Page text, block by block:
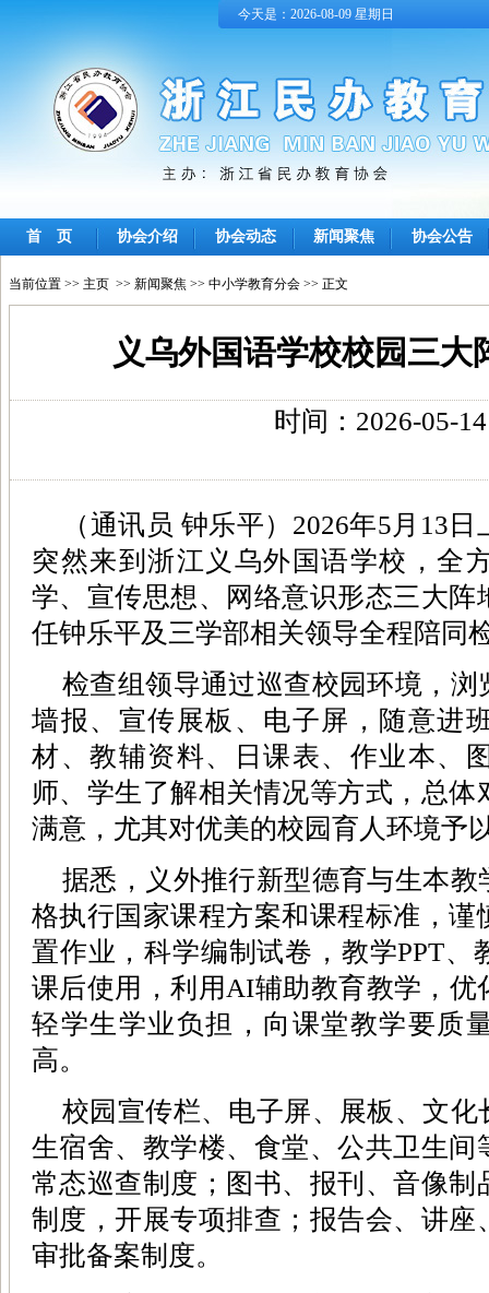
今天是：2026-08-09 星期日
首 页 协会介绍 协会动态 新闻聚焦 协会公告
当前位置 >> 主页 >> 新闻聚焦 >> 中小学教育分会 >> 正文
义乌外国语学校校园三大
时间：2026-05-
（通讯员 钟乐平）2026年5月13
突然来到浙江义乌外国语学校，全
学、宣传思想、网络意识形态三大
任钟乐平及三学部相关领导全程陪同
检查组领导通过巡查校园环境，
墙报、宣传展板、电子屏，随意进
材、教辅资料、日课表、作业本、
师、学生了解相关情况等方式，总
满意，尤其对优美的校园育人环境予
据悉，义外推行新型德育与生本
格执行国家课程方案和课程标准，
置作业，科学编制试卷，教学PPT
课后使用，利用AI辅助教育教学，优
轻学生学业负担，向课堂教学要质
高。
校园宣传栏、电子屏、展板、文
生宿舍、教学楼、食堂、公共卫生
常态巡查制度；图书、报刊、音像
制度，开展专项排查；报告会、讲
审批备案制度。